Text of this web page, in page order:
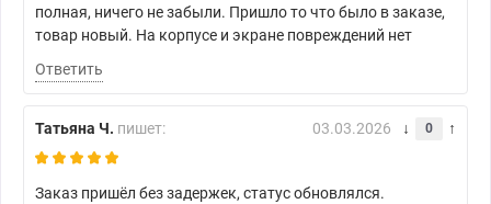
полная, ничего не забыли. Пришло то что было в заказе,
товар новый. На корпусе и экране повреждений нет
Ответить
Татьяна Ч. пишет: 03.03.2026 0
Заказ пришёл без задержек, статус обновлялся.